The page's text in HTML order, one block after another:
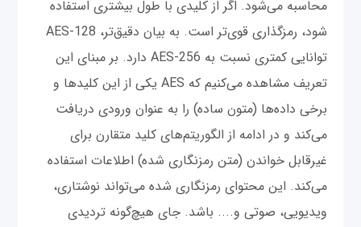
محاسبه می‌شود. اگر از کلیدی با طول بیشتری استفاده
شود، رمزگذاری قوی‌تر است. به بیان دقیق‌تر، AES-128
توانایی کمتری نسبت به AES-256 دارد. بر مبنای این
تعریف مشاهده می‌کنیم که AES یکی از این کلیدها و
برخی داده‌ها (متون ساده) را به عنوان ورودی دریافت
می‌کند و در ادامه از الگوریتم‌های کلید متقارن برای
غیرقابل خواندن (متن رمزنگاری شده) اطلاعات استفاده
می‌کند. این محتوای رمزنگاری شده می‌تواند نوشتاری،
ویدیویی، صوتی و.... باشد. جای هیچ‌گونه تردیدی